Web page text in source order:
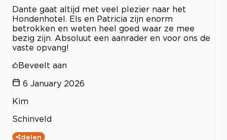
Dante gaat altijd met veel plezier naar het
Hondenhotel. Els en Patricia zijn enorm
betrokken en weten heel goed waar ze mee
bezig zijn. Absoluut een aanrader en voor ons de
vaste opvang!
Beveelt aan
6 January 2026
Kim
Schinveld
delen